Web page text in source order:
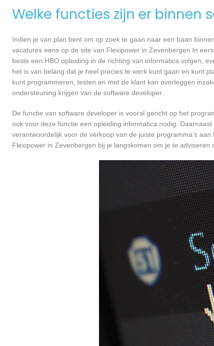
Welke functies zijn er binnen
Indien je van plan bent om op zoek te gaan naar een baan
vacatures eens op de site van Flexipower in Zevenbergen In
beste een HBO opleiding in de richting van informatica volgen,
het is van belang dat je heel precies te werk kunt gaan en kunt
kunt programmeren, testen en met de klant kan overleggen
ondersteuning krijgen van de software developer.
De functie van software developer is vooral gericht op het
ook voor deze functie een opleiding informatica nodig.
verantwoordelijk voor de verkoop van de juiste programma’s
Flexipower in Zevenbergen bij je langskomen om je te